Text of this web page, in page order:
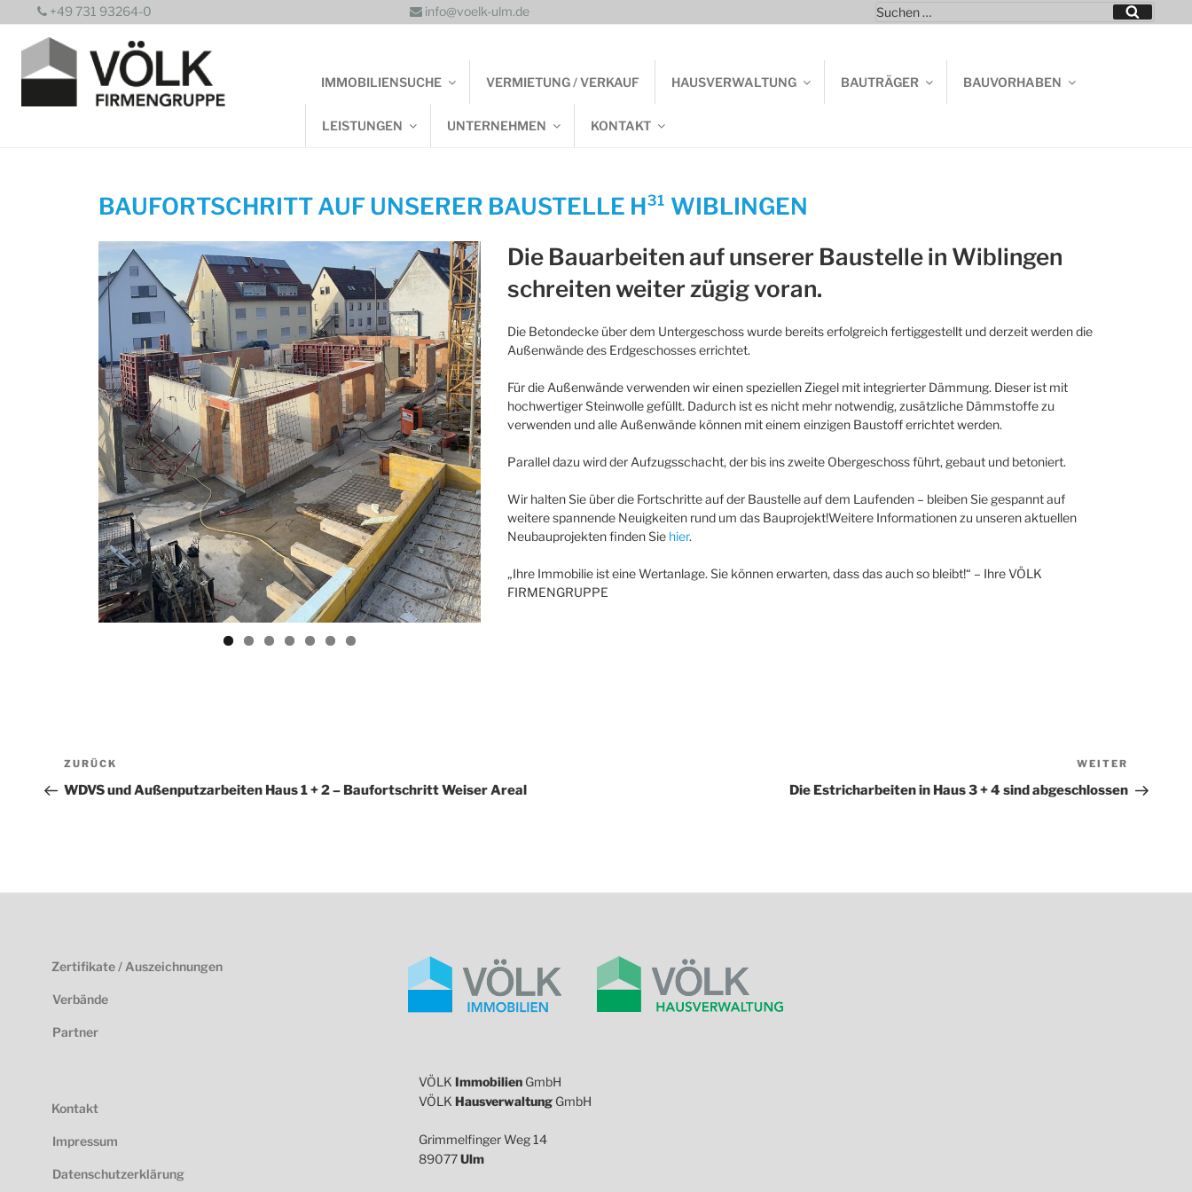
Inhalt
springen
+49 731 93264-0 info@voelk-ulm.de
Suchen
nach:
Suchen
IMMOBILIENSUCHE VERMIETUNG / VERKAUF HAUSVERWALTUNG BAUTRÄGER BAUVORHABEN
LEISTUNGEN UNTERNEHMEN KONTAKT
BAUFORTSCHRITT AUF UNSERER BAUSTELLE H³¹ WIBLINGEN
Die Bauarbeiten auf unserer Baustelle in Wiblingen
schreiten weiter zügig voran.
Die Betondecke über dem Untergeschoss wurde bereits erfolgreich fertiggestellt und derzeit werden die
Außenwände des Erdgeschosses errichtet.
Für die Außenwände verwenden wir einen speziellen Ziegel mit integrierter Dämmung. Dieser ist mit
hochwertiger Steinwolle gefüllt. Dadurch ist es nicht mehr notwendig, zusätzliche Dämmstoffe zu
verwenden und alle Außenwände können mit einem einzigen Baustoff errichtet werden.
Parallel dazu wird der Aufzugsschacht, der bis ins zweite Obergeschoss führt, gebaut und betoniert.
Wir halten Sie über die Fortschritte auf der Baustelle auf dem Laufenden – bleiben Sie gespannt auf
weitere spannende Neuigkeiten rund um das Bauprojekt!Weitere Informationen zu unseren aktuellen
Neubauprojekten finden Sie hier.
„Ihre Immobilie ist eine Wertanlage. Sie können erwarten, dass das auch so bleibt!“ – Ihre VÖLK
FIRMENGRUPPE
Beitragsnavigation
Vorheriger
Beitrag
ZURÜCK
WDVS und Außenputzarbeiten Haus 1 + 2 – Baufortschritt Weiser Areal
Beitrag
WEITER
Die Estricharbeiten in Haus 3 + 4 sind abgeschlossen
Zertifikate / Auszeichnungen
Verbände
Partner
Kontakt
Impressum
Datenschutzerklärung
VÖLK Immobilien GmbH
VÖLK Hausverwaltung GmbH
Grimmelfinger Weg 14
89077Ulm